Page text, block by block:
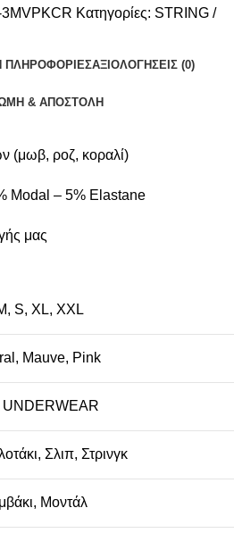
Κατηγορίες: STRING /
ΠΛΗΡΟΦΟΡΊΕΣΑΞΙΟΛΟΓΉΣΕΙΣ (0)
& ΑΠΟΣΤΟΛΗ
(μωβ, ροζ, κοραλί)
Modal – 5% Elastane
μας
, S, XL, XXL
, Mauve, Pink
UNDERWEAR
, Σλιπ, Στρινγκ
, Μοντάλ